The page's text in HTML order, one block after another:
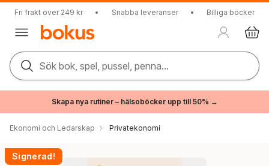
Fri frakt över 249 kr • Snabba leveranser • Billiga böcker
Sök bok, spel, pussel, penna...
Skapa nya rutiner – hälsoböcker upp till 50% →
Ekonomi och Ledarskap Privatekonomi
Signerad!